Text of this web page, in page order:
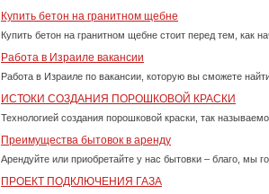
Купить бетон на гранитном щебне
Купить бетон на гранитном щебне стоит перед тем, как
Работа в Израиле вакансии
Работа в Израиле по вакансии, которую вы сможете
ИСТОКИ СОЗДАНИЯ ПОРОШКОВОЙ КРАСКИ
Технологией создания порошковой краски, так
Преимущества бытовок в аренду
Арендуйте или приобретайте у нас бытовки – благо, мы
ПРОЕКТ ПОДКЛЮЧЕНИЯ ГАЗА